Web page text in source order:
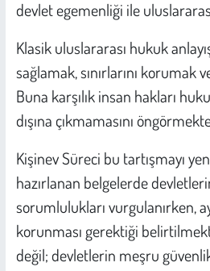
devlet egemenliği ile
Klasik uluslararası hukuk
sağlamak, sınırlarını
Buna karşılık insan hakları
dışına çıkmamasını
Kişinev Süreci bu tartışmayı
hazırlanan belgelerde
sorumlulukları vurgulanırken,
korunması gerektiği
değil; devletlerin meşru